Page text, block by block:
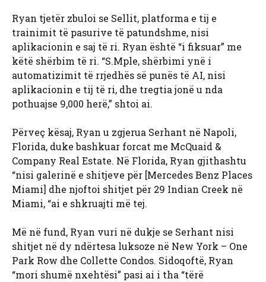
Ryan tjetër zbuloi se Sellit, platforma e tij e
trainimit të pasurive të patundshme, nisi
aplikacionin e saj të ri. Ryan është “i fiksuar” me
këtë shërbim të ri. “S.Mple, shërbimi ynë i
automatizimit të rrjedhës së punës të AI, nisi
aplikacionin e tij të ri, dhe tregtia jonë u nda
pothuajse 9,000 herë,” shtoi ai.
Përveç kësaj, Ryan u zgjerua Serhant në Napoli,
Florida, duke bashkuar forcat me McQuaid &
Company Real Estate. Në Florida, Ryan gjithashtu
“nisi galerinë e shitjeve për [Mercedes Benz Places
Miami] dhe njoftoi shitjet për 29 Indian Creek në
Miami, “ai e shkruajti më tej.
Më në fund, Ryan vuri në dukje se Serhant nisi
shitjet në dy ndërtesa luksoze në New York – One
Park Row dhe Collette Condos. Sidoqoftë, Ryan
“mori shumë nxehtësi” pasi ai i tha “tërë